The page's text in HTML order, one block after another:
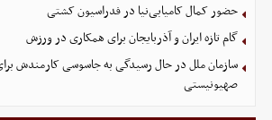
حضور کمال کامیابی‌نیا در فدراسیون کشتی
گام تازه ایران و آذربایجان برای همکاری در ورزش
سازمان ملل در حال رسیدگی به جاسوسی کارمندش
صهیونیستی